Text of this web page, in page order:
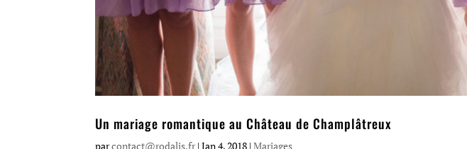
Un mariage romantique au Château de Champlâtreux
parcontact@rodalis.fr|Jan 4, 2018 |Mariages